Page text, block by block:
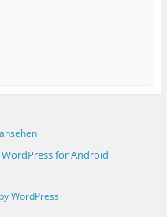
for Android
WordPress